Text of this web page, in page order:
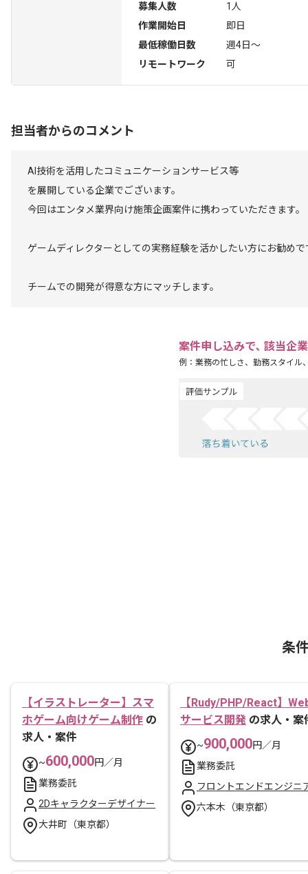
募集人数
1人
作業開始日
即日
最低稼働日数
週4日〜
リモートワーク
可
担当者からのコメント
AI技術を活用したコミュニケーションサービス等
を展開している企業でございます。
今回はエンタメ業界向け施策企画案件に携わっていただきます。
ゲームディレクターとしての実務経験を活かしたい方にお勧めで
チームでの開発が得意な方にマッチします。
案件申し込みで､ 該当企
例：業務の忙しさ、勤務スタイル
条
【イラストレーター】スマ
ホゲーム向けゲーム制作 の
求人・案件
~600,000円／月
業務委託
2Dキャラクターデザイナー
大井町（東京都）
【Rudy/PHP/React】
サービス開発 の求人・案
~900,000円／月
業務委託
フロントエンドエンジニ
六本木（東京都）